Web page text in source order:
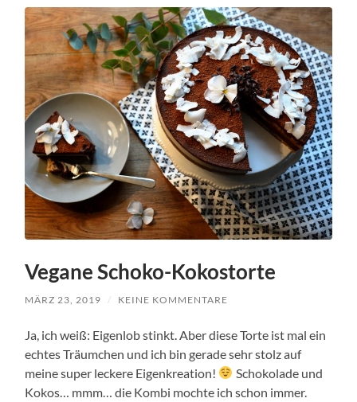
Vegane Schoko-Kokostorte
MÄRZ 23, 2019 / KEINE KOMMENTARE
Ja, ich weiß: Eigenlob stinkt. Aber diese Torte ist mal ein
echtes Träumchen und ich bin gerade sehr stolz auf
meine super leckere Eigenkreation!
Schokolade und
Kokos… mmm… die Kombi mochte ich schon immer.